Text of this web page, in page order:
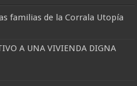
familias de la Corrala Utopía
A UNA VIVIENDA DIGNA